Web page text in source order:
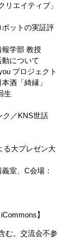
イティブ」
ットの実証評
部 教授
について
ロジェクト
「綺縁」
KNS世話
大プレゼン大
室、C会場：
】
む。交流会不参